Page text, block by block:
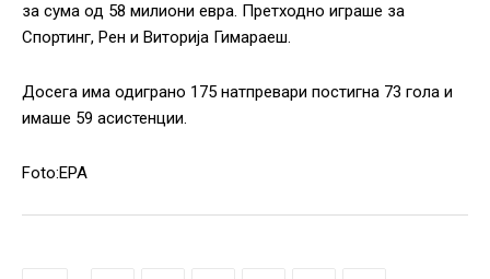
за сума од 58 милиони евра. Претходно играше за
Спортинг, Рен и Виторија Гимараеш.
Досега има одиграно 175 натпревари постигна 73 гола и
имаше 59 асистенции.
Foto:EPA